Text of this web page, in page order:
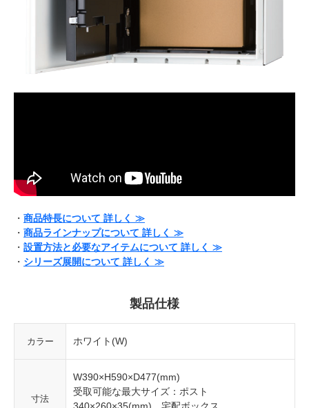
・ 商品特長について 詳しく ≫
・ 商品ラインナップについて 詳しく ≫
・ 設置方法と必要なアイテムについて 詳しく ≫
・ シリーズ展開について 詳しく ≫
製品仕様
カラー ホワイト(W)
寸法
W390×H590×D477(mm)
受取可能な最大サイズ：ポスト